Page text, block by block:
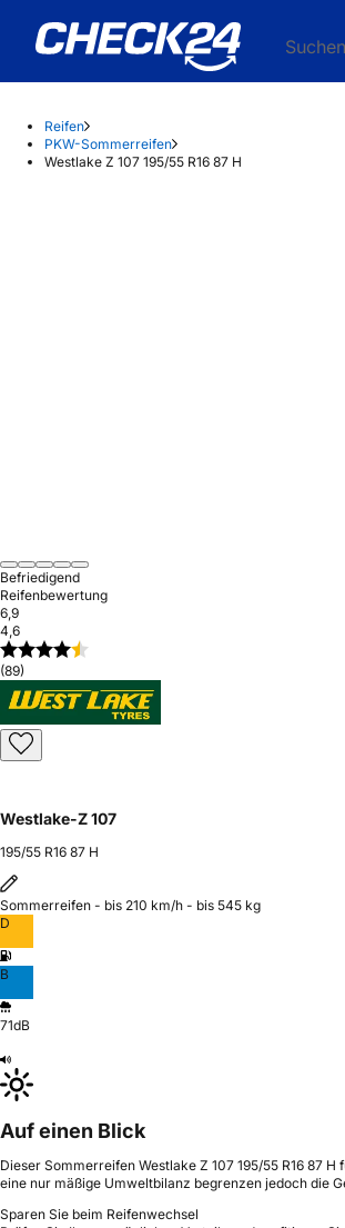
Reifen
PKW-Sommerreifen
Westlake Z 107 195/55 R16 87 H
Befriedigend
Reifenbewertung
6,9
4,6
(89)
Westlake-Z 107
195/55 R16 87 H
Sommerreifen - bis 210 km/h - bis 545 kg
D
B
71dB
Auf einen Blick
Dieser Sommerreifen Westlake Z 107 195/55 R16 87
eine nur mäßige Umweltbilanz begrenzen jedoch die
Sparen Sie beim Reifenwechsel